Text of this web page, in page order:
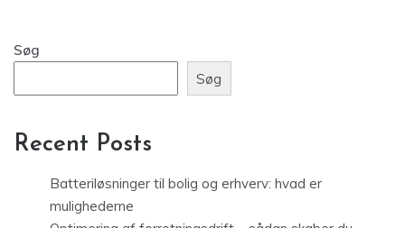
Søg
Søg
Recent Posts
Batteriløsninger til bolig og erhverv: hvad er
mulighederne